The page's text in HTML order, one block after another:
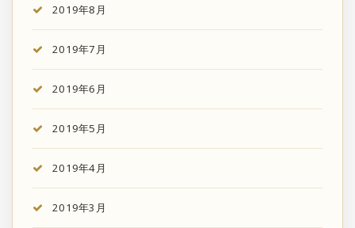
2019年8月
2019年7月
2019年6月
2019年5月
2019年4月
2019年3月